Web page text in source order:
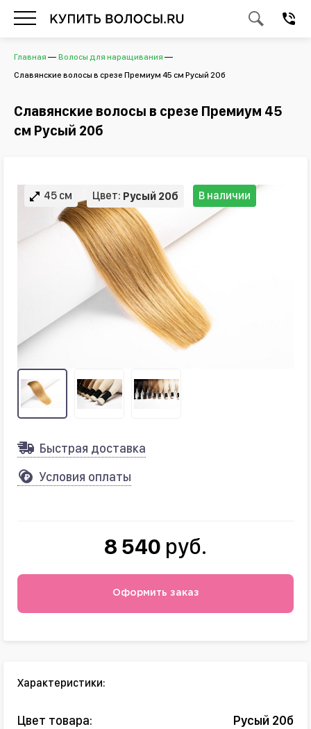
Главная
Волосы для наращивания
Славянские волосы в срезе Премиум 45 см Русый 20б
Славянские волосы в срезе Премиум 45
см Русый 20б
45 см Цвет: Русый 20б В наличии
Быстрая доставка
Условия оплаты
8 540 руб.
Оформить заказ
Характеристики:
Цвет товара: Русый 20б